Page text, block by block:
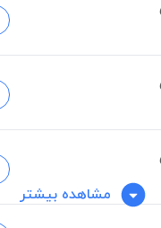
مشاهده بیشتر